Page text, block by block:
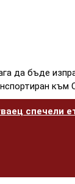
да бъде
към
спечели